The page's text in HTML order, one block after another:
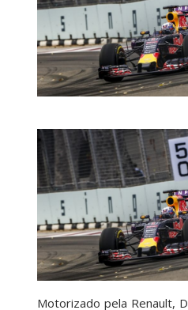
Motorizado pela Renault,